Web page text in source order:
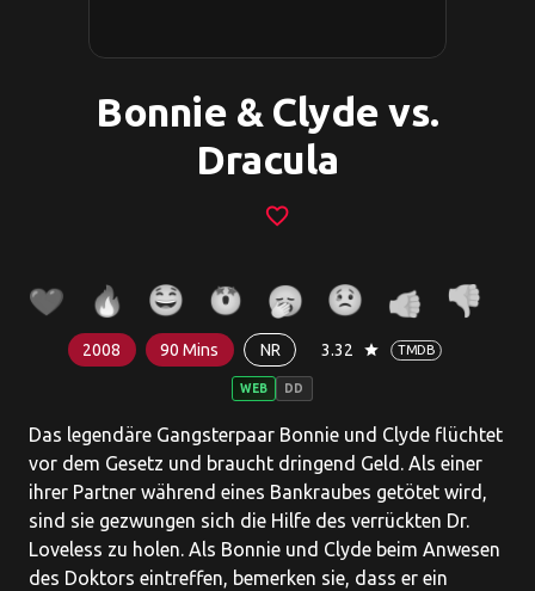
Bonnie & Clyde vs.
Dracula
favorite_border
2008 90 Mins NR 3.32 star TMDB
WEB DD
Das legendäre Gangsterpaar Bonnie und Clyde flüchtet
vor dem Gesetz und braucht dringend Geld. Als einer
ihrer Partner während eines Bankraubes getötet wird,
sind sie gezwungen sich die Hilfe des verrückten Dr.
Loveless zu holen. Als Bonnie und Clyde beim Anwesen
des Doktors eintreffen, bemerken sie, dass er ein